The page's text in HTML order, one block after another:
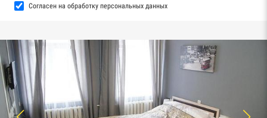
Согласен на обработку персональных данных